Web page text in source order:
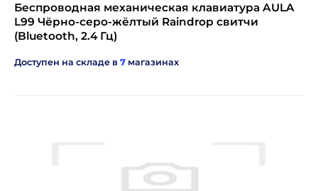
Беспроводная механическая клавиатура AULA
L99 Чёрно-серо-жёлтый Raindrop свитчи
(Bluetooth, 2.4 Гц)
Доступен на складе в 7 магазинах